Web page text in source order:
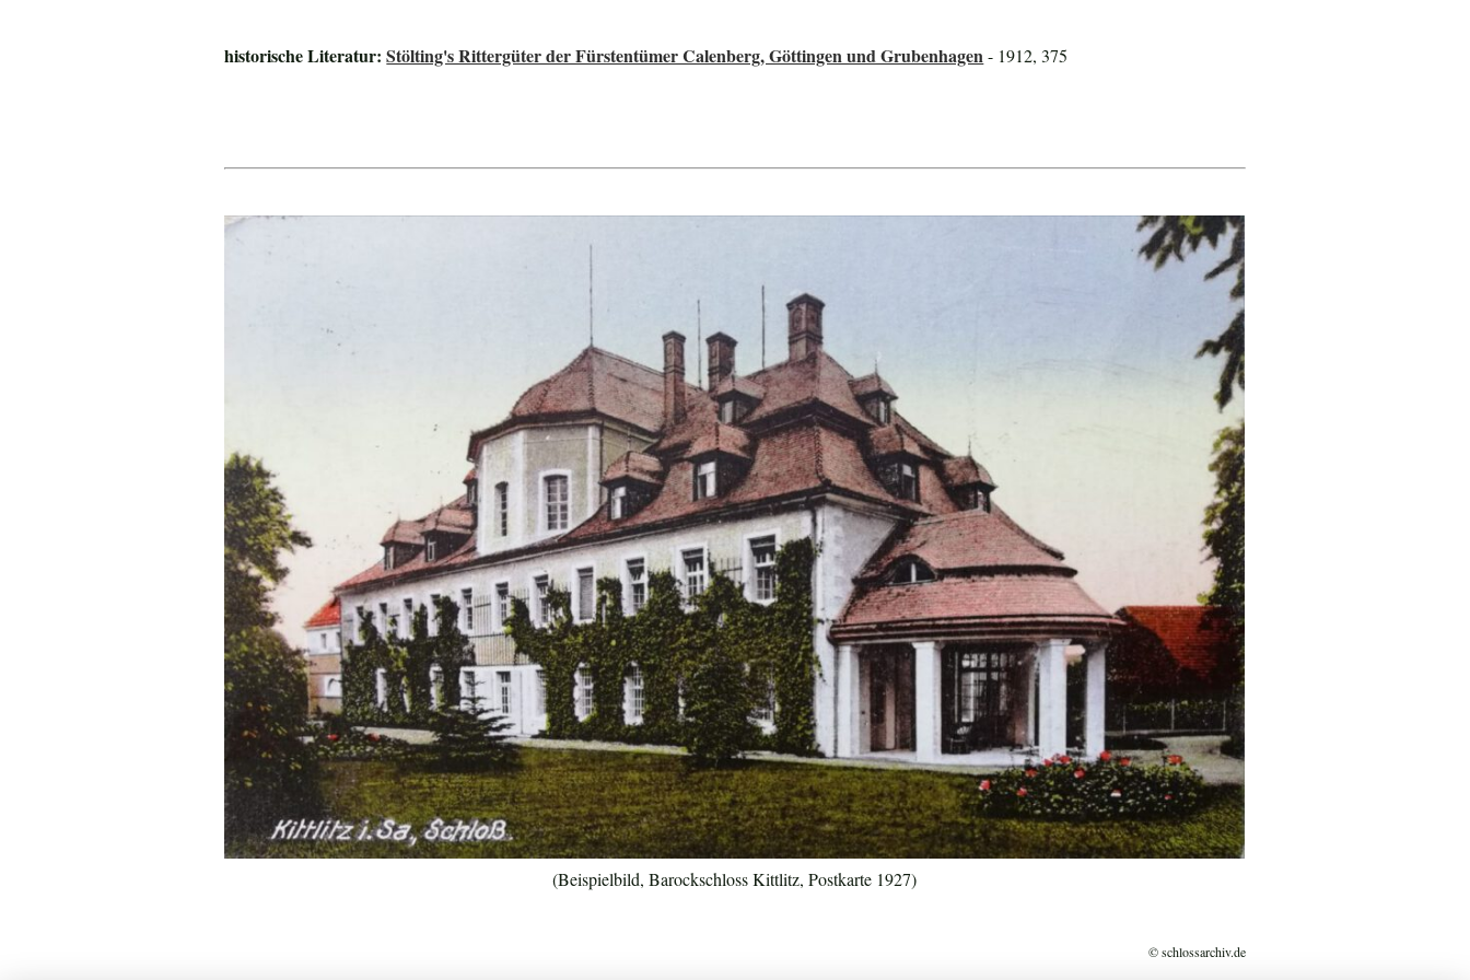
historische Literatur:Stölting's Rittergüter der Fürstentümer Calenberg, Göttingen und Grubenhagen- 1912, 375
(Beispielbild, Barockschloss Kittlitz, Postkarte 1927)
© schlossarchiv.de